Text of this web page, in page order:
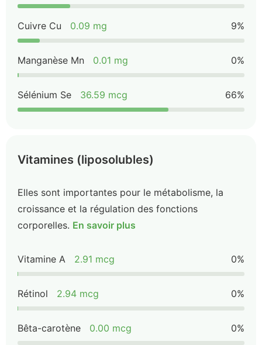
Cuivre Cu 0.09 mg 9%
Manganèse Mn 0.01 mg 0%
Sélénium Se 36.59 mcg 66%
Vitamines (liposolubles)
Elles sont importantes pour le métabolisme, la
croissance et la régulation des fonctions
corporelles. En savoir plus
Vitamine A 2.91 mcg 0%
Rétinol 2.94 mcg 0%
Bêta-carotène 0.00 mcg 0%